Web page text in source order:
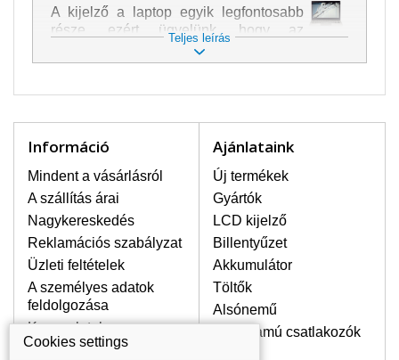
A kijelző a laptop egyik legfontosabb
része, ezért ügyelünk, hogy az
pótalkatrész a legjobb minőségű
legyen. A kép és szöveg különféle
laptoppal legnagyobb óvatossággal
bekövetkezett sérülések közé a
mechanikai sérüléseket lehet besorolni,
mint pl. széttört vagy megrepedt kijelző.
Továbbá még a függőleges csíkozást,
kijelző sötétségét, villogását vagy
egyenetlen fényességét.
LEGMAGASABB MINŐSÉGŰ
LCD KIJELZŐ!
A raktáron csakis eredeti
Teljes leírás
Információ
Mindent a vásárlásról
A szállítás árai
Nagykereskedés
Reklamációs szabályzat
Üzleti feltételek
A személyes adatok
feldolgozása
Kapcsolatok
Ajánlataink
Új termékek
Gyártók
LCD kijelző
Billentyűzet
Akkumulátor
Töltők
Alsónemű
Erősáramú csatlakozók
Cookies settings